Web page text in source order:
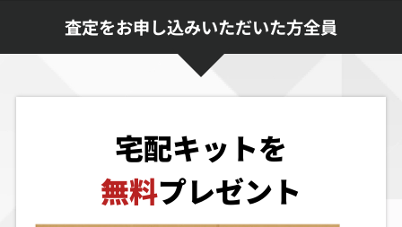
査定をお申し込みいただいた方全員
宅配キットを
無料プレゼント